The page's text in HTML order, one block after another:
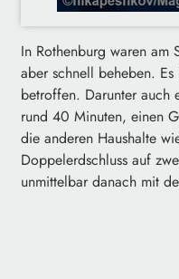
In Rothenburg waren am
aber schnell beheben.
betroffen. Darunter auch
rund 40 Minuten, einen
die anderen Haushalte
Doppelerdschluss auf
unmittelbar danach mit